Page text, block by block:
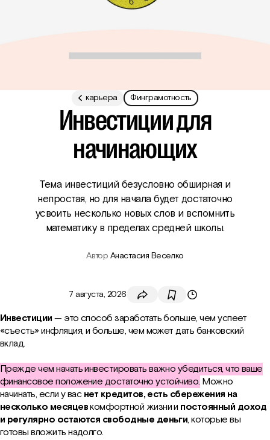
карьера Финграмотность
Инвестиции для
начинающих
Тема инвестиций безусловно обширная и
непростая, но для начала будет достаточно
усвоить несколько новых слов и вспомнить
математику в пределах средней школы.
Автор Анастасия Веселко
7 августа, 2026
Скопировать ссылку
Telegram
WhatsApp
Инвестиции— это способ заработать больше, чем успеет
«съесть» инфляция, и больше, чем может дать банковский
вклад.
Прежде чем начать инвестировать важно убедиться, что ваше
финансовое положение достаточно устойчиво. Можно
начинать, если у васнет кредитов, есть сбережения на
несколько месяцевкомфортной жизни и постоянный доход
и регулярно остаются свободные деньги, которые вы
готовы вложить надолго.